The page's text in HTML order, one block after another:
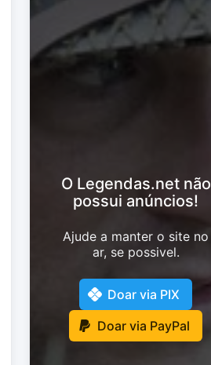
O Legendas.net não
possui anúncios!
Ajude a manter o site no
ar, se possivel.
Doar via PIX
Doar via PayPal